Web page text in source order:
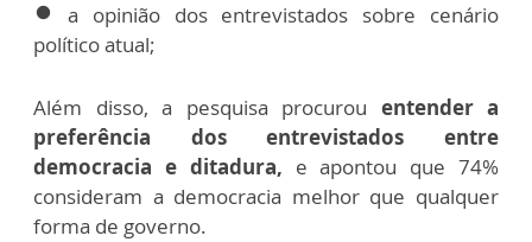
fiber_manual_record
a opinião dos entrevistados sobre cenário
político atual;
Além disso, a pesquisa procurou entender a
preferência dos entrevistados entre
democracia e ditadura, e apontou que 74%
consideram a democracia melhor que qualquer
forma de governo.